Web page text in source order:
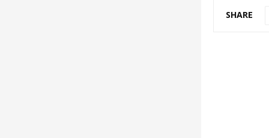
SHARE